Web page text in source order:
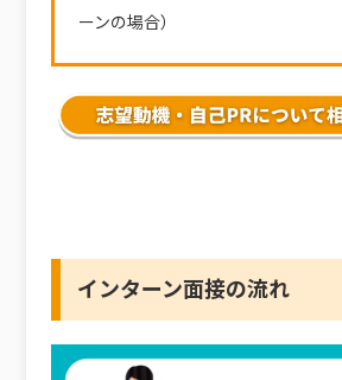
ーンの場合）
インターン面接の流れ